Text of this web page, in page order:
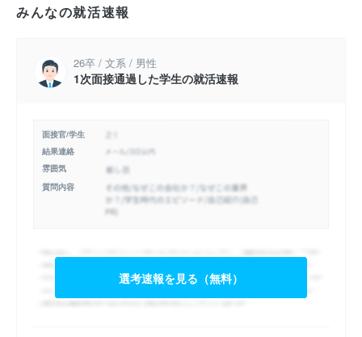
みんなの就活速報
26卒 / 文系 / 男性
1次面接通過した学生の就活速報
面接官/学生
結果連絡
雰囲気
質問内容
選考速報を見る（無料）